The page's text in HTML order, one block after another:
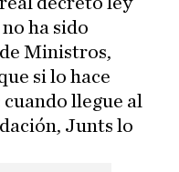
ha sido
Ministros,
si lo hace
llegue al
Junts lo